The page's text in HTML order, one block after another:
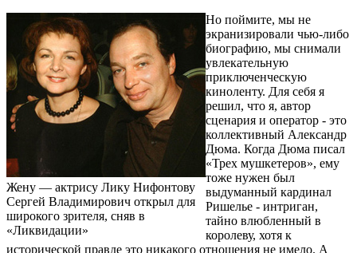
Жену — актрису Лику Нифонтову
Сергей Владимирович открыл для
широкого зрителя, сняв в
«Ликвидации»
Но поймите, мы не
экранизировали чью-либо
биографию, мы снимали
увлекательную
приключенческую
киноленту. Для себя я
решил, что я, автор
сценария и оператор - это
коллективный Александр
Дюма. Когда Дюма писал
«Трех мушкетеров», ему
тоже нужен был
выдуманный кардинал
Ришелье - интриган,
тайно влюбленный в
королеву, хотя к
исторической правде это никакого отношения не имело. А